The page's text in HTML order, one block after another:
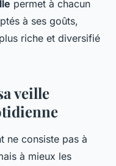
permet à chacun
à ses goûts,
riche et diversifié
veille
ne consiste pas à
à mieux les